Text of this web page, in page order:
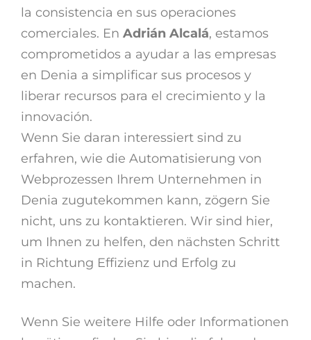
la consistencia en sus operaciones
comerciales. En Adrián Alcalá, estamos
comprometidos a ayudar a las empresas
en Denia a simplificar sus procesos y
liberar recursos para el crecimiento y la
innovación.
Wenn Sie daran interessiert sind zu
erfahren, wie die Automatisierung von
Webprozessen Ihrem Unternehmen in
Denia zugutekommen kann, zögern Sie
nicht, uns zu kontaktieren. Wir sind hier,
um Ihnen zu helfen, den nächsten Schritt
in Richtung Effizienz und Erfolg zu
machen.
Wenn Sie weitere Hilfe oder Informationen